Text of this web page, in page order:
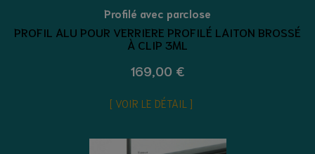
Profilé avec parclose
PROFIL ALU POUR VERRIERE PROFILÉ LAITON BROSSÉ
À CLIP 3ML
169,00 €
VOIR LE DÉTAIL